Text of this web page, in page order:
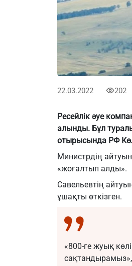
22.03.2022 202
Ресейлік әуе
алынды. Бұл
отырысында РФ
Министрдің
«жоғалтып алды».
Савельевтің
ұшақты өткізген.
«800-ге жуық
сақтандырамыз»,